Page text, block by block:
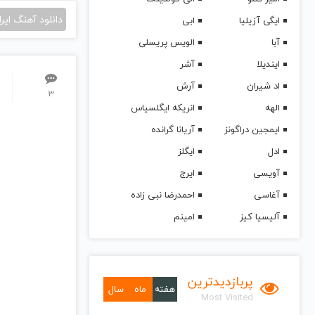
ایگی آزیلیا
ابی
آبا
الویس پریسلی
ایندیلا
آشر
اد شیران
آرش
الهه
انریکه ایگلسیاس
ایمجین دراگونز
آریانا گرانده
ادل
ایگلز
آویسی
ایرج
آغاسی
احمدرضا نبی زاده
آلیسیا کیز
امینم
پربازدیدترین
Most Visited
هفته ماه سال
دانلود آهنگ
3